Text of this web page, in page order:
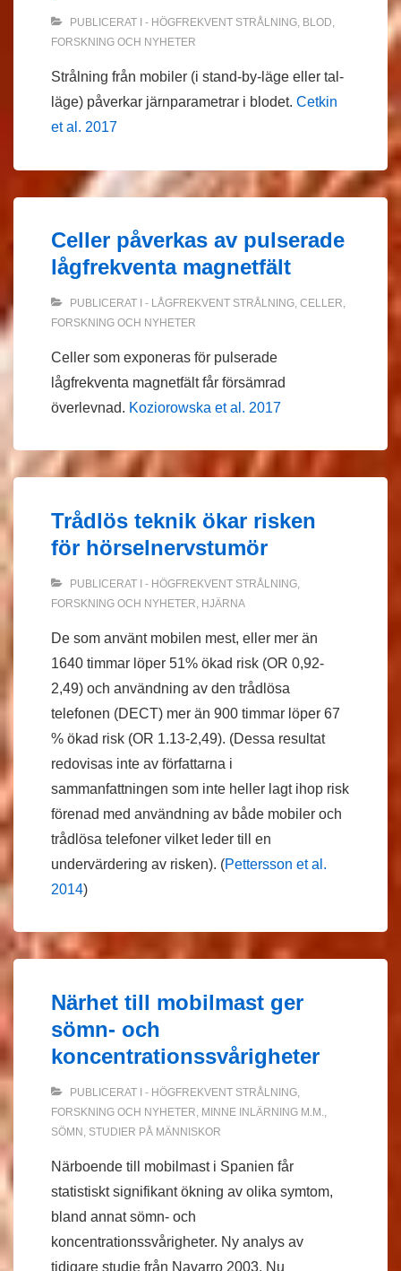
PUBLICERAT I - HÖGFREKVENT STRÅLNING, BLOD,
FORSKNING OCH NYHETER
Strålning från mobiler (i stand-by-läge eller tal-
läge) påverkar järnparametrar i blodet. Cetkin
et al. 2017
Celler påverkas av pulserade
lågfrekventa magnetfält
PUBLICERAT I - LÅGFREKVENT STRÅLNING, CELLER,
FORSKNING OCH NYHETER
Celler som exponeras för pulserade
lågfrekventa magnetfält får försämrad
överlevnad. Koziorowska et al. 2017
Trådlös teknik ökar risken
för hörselnervstumör
PUBLICERAT I - HÖGFREKVENT STRÅLNING,
FORSKNING OCH NYHETER, HJÄRNA
De som använt mobilen mest, eller mer än
1640 timmar löper 51% ökad risk (OR 0,92-
2,49) och användning av den trådlösa
telefonen (DECT) mer än 900 timmar löper 67
% ökad risk (OR 1.13-2,49). (Dessa resultat
redovisas inte av författarna i
sammanfattningen som inte heller lagt ihop risk
förenad med användning av både mobiler och
trådlösa telefoner vilket leder till en
undervärdering av risken). (Pettersson et al.
2014)
Närhet till mobilmast ger
sömn- och
koncentrationssvårigheter
PUBLICERAT I - HÖGFREKVENT STRÅLNING,
FORSKNING OCH NYHETER MINNE INLÄRNING M.M.
SÖMN STUDIER PÅ MÄNNISKOR
Närboende till mobilmast i Spanien får
statistiskt signifikant ökning av olika symtom,
bland annat sömn- och
koncentrationssvårigheter. Ny analys av
tidigare studie från Navarro 2003. Nu